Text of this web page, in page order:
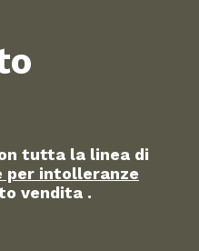
tutta la linea di
per intolleranze
vendita .